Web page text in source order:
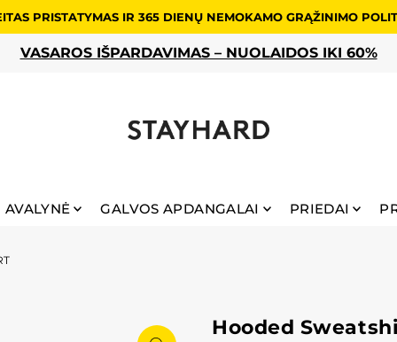
PRISTATYMAS IR 365 DIENŲ NEMOKAMO GRĄŽINIMO
– NUOLAIDOS IKI 60%
AVALYNĖ GALVOS APDANGALAI PRIEDAI
Hooded